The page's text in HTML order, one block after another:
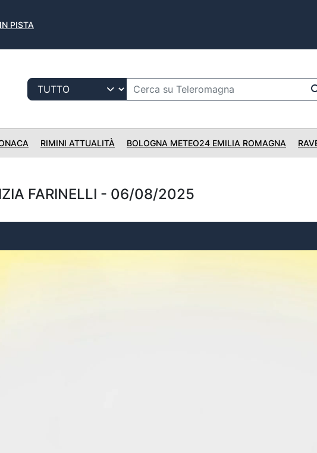
PISTA
RIMINI ATTUALITÀ BOLOGNA METEO24 EMILIA ROMAGNA
FARINELLI - 06/08/2025